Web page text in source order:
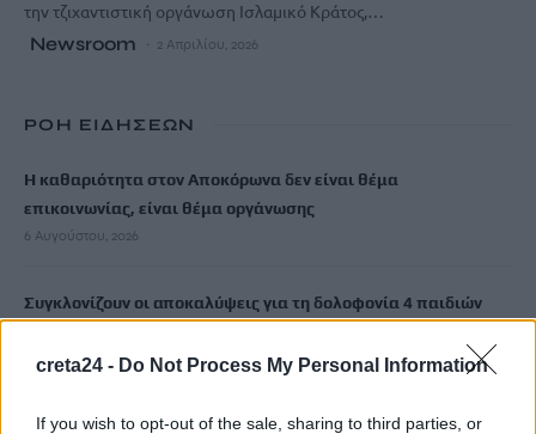
creta24 - Do Not Process My Personal Information
If you wish to opt-out of the sale, sharing to third parties, or
την τζιχαντιστική οργάνωση Ισλαμικό Κράτος,…
Newsroom 2 Απριλίου, 2026
ΡΟΗ ΕΙΔΗΣΕΩΝ
Η καθαριότητα στον Αποκόρωνα δεν είναι θέμα
επικοινωνίας, είναι θέμα οργάνωσης
6 Αυγούστου, 2026
Συγκλονίζουν οι αποκαλύψεις για τη δολοφονία 4 παιδιών
στον πρώην σύζυγό της